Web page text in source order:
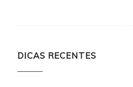
DICAS RECENTES